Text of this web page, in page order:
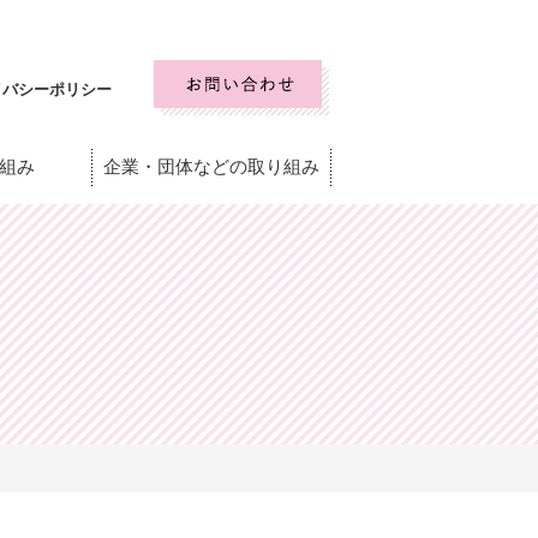
シーポリシー
み 企業・団体などの取り組み